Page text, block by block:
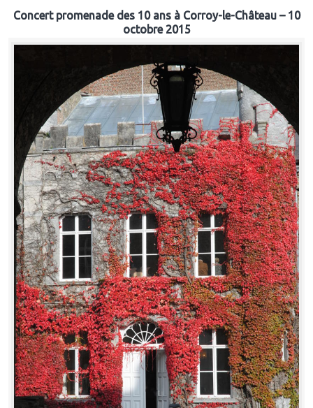
Concert promenade des 10 ans à Corroy-le-Château – 10
octobre 2015